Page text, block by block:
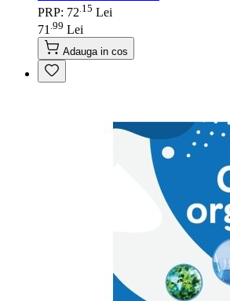
PRP: 72 15 Lei
71 99 Lei
Adauga in cos